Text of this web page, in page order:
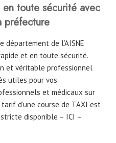
toute sécurité avec
préfecture
de l’AISNE
et en toute sécurité.
et véritable professionnel
utiles pour vos
et médicaux sur
d’une course de TAXI est
disponible – ICI –